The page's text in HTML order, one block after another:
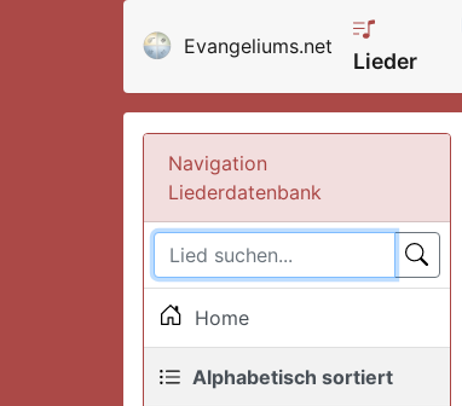
Evangeliums.net
Lieder
Navigation
Liederdatenbank
Home
Alphabetisch sortiert